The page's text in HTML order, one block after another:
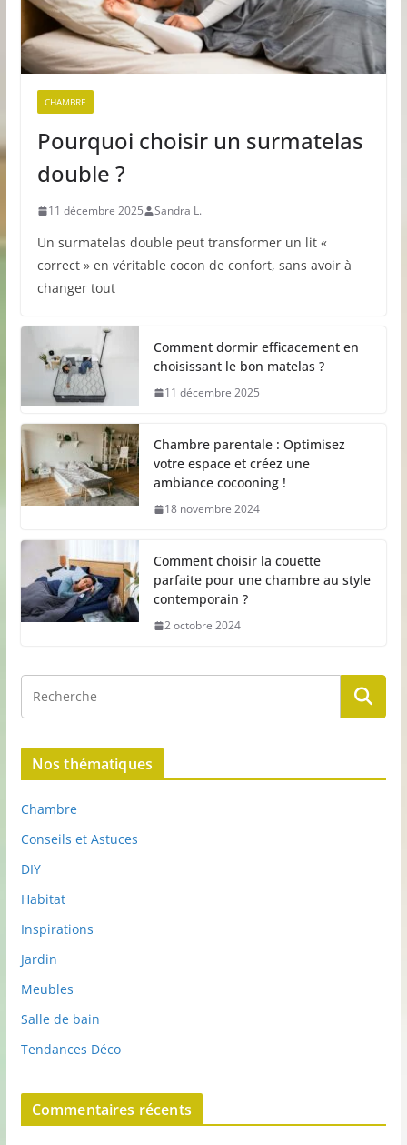
CHAMBRE
Pourquoi choisir un surmatelas
double ?
11 décembre 2025 Sandra L.
Un surmatelas double peut transformer un lit «
correct » en véritable cocon de confort, sans avoir à
changer tout
Comment dormir efficacement en
choisissant le bon matelas ?
11 décembre 2025
Chambre parentale : Optimisez
votre espace et créez une
ambiance cocooning !
18 novembre 2024
Comment choisir la couette
parfaite pour une chambre au style
contemporain ?
2 octobre 2024
Nos thématiques
Chambre
Conseils et Astuces
DIY
Habitat
Inspirations
Jardin
Meubles
Salle de bain
Tendances Déco
Commentaires récents